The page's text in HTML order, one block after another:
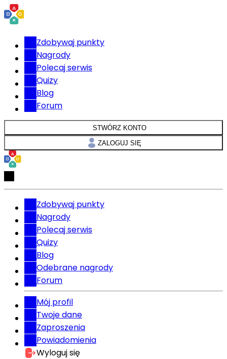
Zdobywaj punkty
Nagrody
Polecaj serwis
Quizy
Blog
Forum
STWÓRZ KONTO
ZALOGUJ SIĘ
Zdobywaj punkty
Nagrody
Polecaj serwis
Quizy
Blog
Odebrane nagrody
Forum
Mój profil
Twoje dane
Zaproszenia
Powiadomienia
Wyloguj się